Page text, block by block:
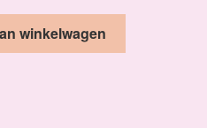
winkelwagen